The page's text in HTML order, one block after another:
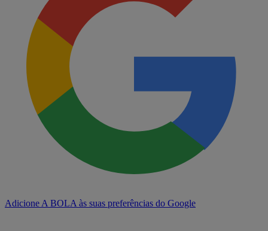
Adicione A BOLA às suas preferências do Google